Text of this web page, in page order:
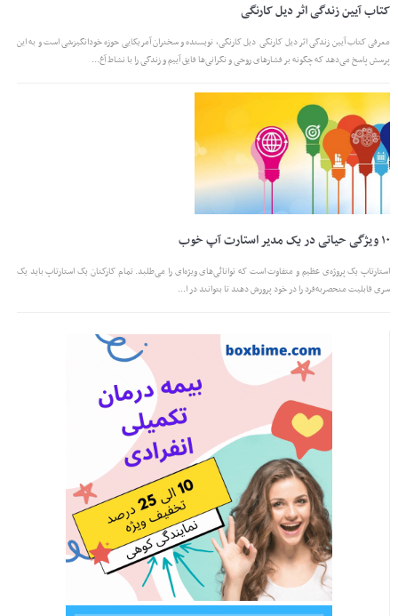
کتاب آیین زندگی اثر دیل کارنگی
معرفی کتاب آیین زندگی اثر دیل کارنگی دیل کارنگی، نویسنده و سخنران آمریکایی حوزه خودانگیزشی است و به این
پرسش پاسخ می‌دهد که چگونه بر فشارهای روحی و نگرانی‌ها فایق آییم و زندگی را با نشاط آغ...
۱۰ ویژگی حیاتی در یک مدیر استارت آپ خوب
استارتاپ یک پروژه‌ی عظیم و متفاوت است که توانائی‌های ویژه‌ای را می‌طلبد. تمام کارکنان یک استارتاپ باید یک
سری قابلیت منحصربه‌فرد را در خود پرورش دهند تا بتوانند در ا...